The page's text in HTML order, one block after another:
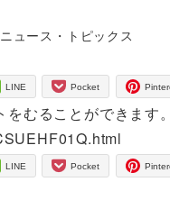
ゴリー
ニュース・トピックス
LINE Pocket
むることができます。
LINE Pocket